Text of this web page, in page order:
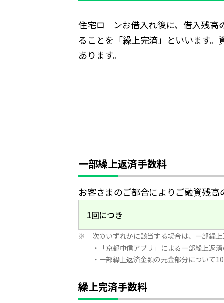
住宅ローンお借入れ後に、借入残
ることを「繰上完済」といいます
あります。
一部繰上返済手数料
お客さまのご都合によりご融資残高
1回につき
次のいずれかに該当する場合は、一部繰上
・「京都中信アプリ」による一部繰上返
・一部繰上返済金額の元金部分について
繰上完済手数料